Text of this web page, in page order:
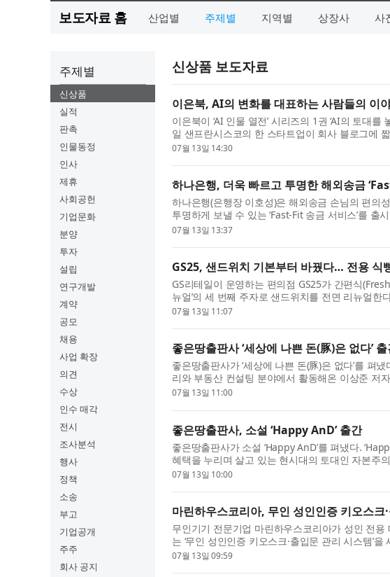
보도자료 홈 산업별 주제별 지역별 상장사 사
주제별
신상품
실적
판촉
인물동정
인사
제휴
사회공헌
기업문화
분양
투자
설립
연구개발
계약
공모
채용
사업 확장
의견
수상
인수 매각
전시
조사분석
행사
정책
소송
부고
기업공개
주주
회사 공지
신상품 보도자료
이은북, AI의 변화를 대표하는 사람들의 이
이은북이 ‘AI 인물 열전’ 시리즈의 1권 ‘AI의 토대
일 샌프란시스코의 한 스타트업이 회사 블로그에
화형 모델을 리서치 프리뷰로 공개...
07월 13일 14:30
하나은행, 더욱 빠르고 투명한 해외송금
하나은행(은행장 이호성)은 해외송금 손님의 편의
투명하게 보낼 수 있는 ‘Fast-Fit 송금 서비스’를 출
그동안 해외 송금의 불편함으로 ...
07월 13일 13:37
GS25, 샌드위치 기본부터 바꿨다… 전용 식
GS리테일이 운영하는 편의점 GS25가 간편식
뉴얼’의 세 번째 주자로 샌드위치를 전면 리뉴얼한
인 경쟁력 강화를 위해 원재료와 제조 공...
07월 13일 11:07
좋은땅출판사 ‘세상에 나쁜 돈(豚)은 없다’
좋은땅출판사가 ‘세상에 나쁜 돈(豚)은 없다’를 펴
리와 부동산 컨설팅 분야에서 활동해온 이상준 저
돈을 삶의 도구이자 가능성을 만드...
07월 13일 11:00
좋은땅출판사, 소설 ‘Happy AnD’ 출간
좋은땅출판사가 소설 ‘Happy AnD’를 펴냈다.
혜택을 누리며 살고 있는 현시대의 토대인 자본주
이면을 존엄사의 현실이란 렌즈로 예...
07월 13일 10:00
마린하우스코리아, 무인 성인인증 키오스크
무인기기 전문기업 마린하우스코리아가 성인 전
는 ‘무인 성인인증 키오스크·출입문 관리 시스템’
시스템은 매장 입구에서 방문객의 성...
07월 13일 09:59